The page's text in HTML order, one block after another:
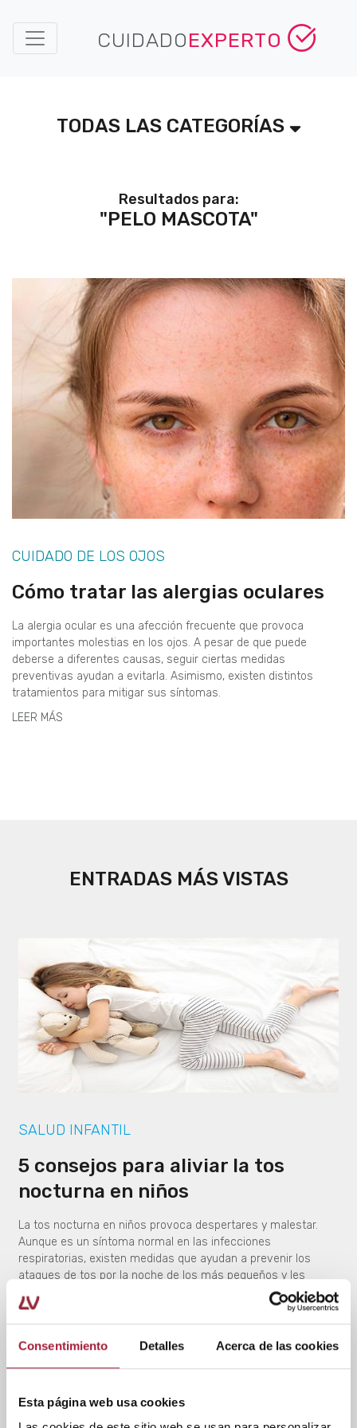
Consentimiento Detalles Acerca de las cookies
Esta página web usa cookies
CUIDADOEXPERTO
TODAS LAS CATEGORÍAS
Resultados para:
"PELO MASCOTA"
CUIDADO DE LOS OJOS
Cómo tratar las alergias oculares
La alergia ocular es una afección frecuente que provoca
importantes molestias en los ojos. A pesar de que puede
deberse a diferentes causas, seguir ciertas medidas
preventivas ayudan a evitarla. Asimismo, existen distintos
tratamientos para mitigar sus síntomas.
LEER MÁS
ENTRADAS MÁS VISTAS
SALUD INFANTIL
5 consejos para aliviar la tos
nocturna en niños
La tos nocturna en niños provoca despertares y malestar.
Aunque es un síntoma normal en las infecciones
respiratorias, existen medidas que ayudan a prevenir los
ataques de tos por la noche de los más pequeños y les